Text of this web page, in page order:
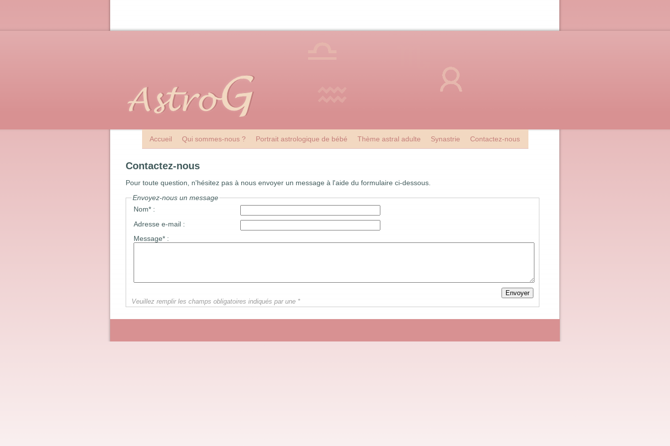
Accueil Qui sommes-nous ? Portrait astrologique de bébé Thème astral adulte Synastrie Contactez-nous
Contactez-nous
Pour toute question, n'hésitez pas à nous envoyer un message à l'aide du formulaire ci-dessous.
Envoyez-nous un message
Nom* :
Adresse e-mail :
Message* :
Veuillez remplir les champs obligatoires indiqués par une *